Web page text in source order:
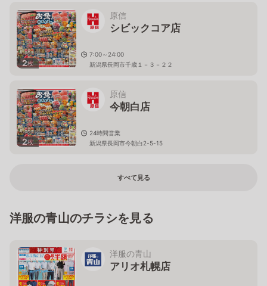
2枚
原信
シビックコア店
7:00～24:00
新潟県長岡市千歳１－３－２２
2枚
原信
今朝白店
24時間営業
新潟県長岡市今朝白2-5-15
すべて見る
洋服の青山のチラシを見る
洋服の青山
アリオ札幌店